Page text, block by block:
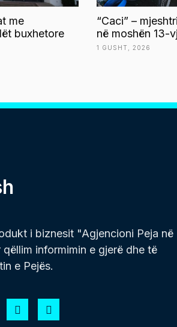
me
buxhetore
“Caci” –
në moshën 13-
1 GUSHT, 2026
i biznesit "Agjencioni Peja në
informimin e gjerë dhe të
e Pejës.